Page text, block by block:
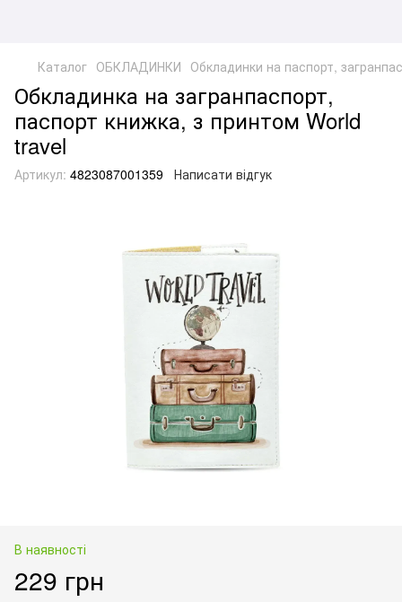
Каталог ОБКЛАДИНКИ Обкладинки на паспорт,
Обкладинка на загранпаспорт,
паспорт книжка, з принтом World
travel
Артикул: 4823087001359 Написати відгук
В наявності
229 грн